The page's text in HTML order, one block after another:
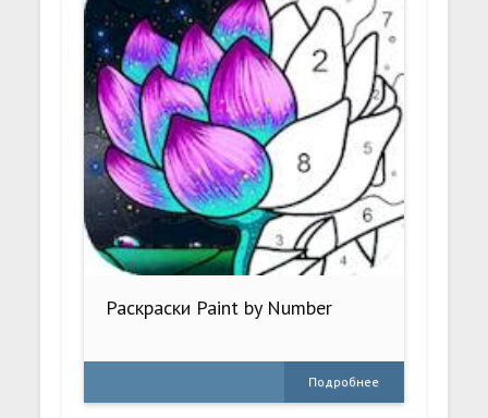
Раскраски Paint by Number
Подробнее